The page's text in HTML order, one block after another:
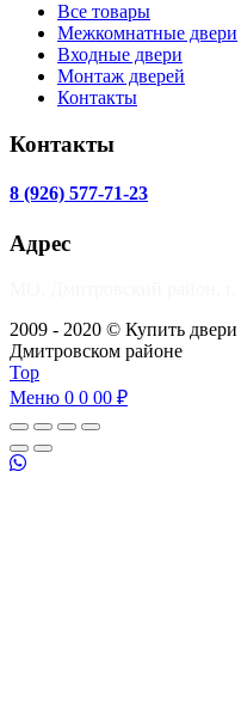
Все товары
Межкомнатные двери
Входные двери
Монтаж дверей
Контакты
Контакты
8 (926) 577-71-23
Адрес
2009 - 2020 © Купить
Дмитровском районе
Top
Меню 0 0 00 ₽